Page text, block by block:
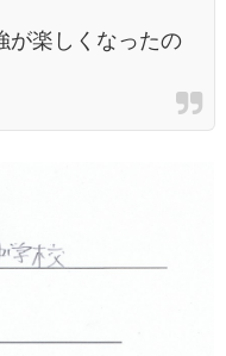
が楽しくなったの